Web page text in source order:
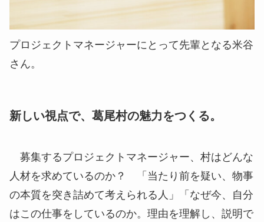
プロジェクトマネージャーにとって先輩となる米谷
さん。
新しい視点で、葛尾村の魅力をつくる。
募集するプロジェクトマネージャー、村はどんな
人材を求めているのか？ 「当たり前を疑い、物事
の本質を突き詰めて考えられる人」「なぜ今、自分
はこの仕事をしているのか。理由を理解し、説明で